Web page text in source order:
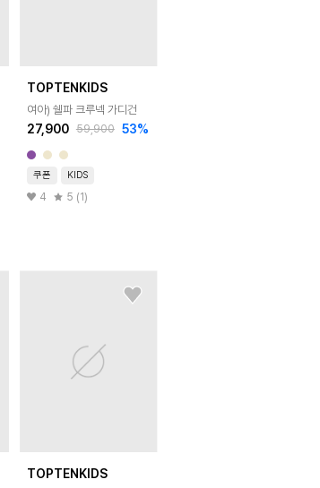
TOPTENKIDS
여아) 쉘파 크루넥 가디건
27,900 59,900 53%
쿠폰 KIDS
4 5 (1)
TOPTENKIDS